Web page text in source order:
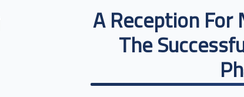
A Reception
The